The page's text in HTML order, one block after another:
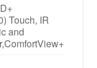
Touch, IR
and